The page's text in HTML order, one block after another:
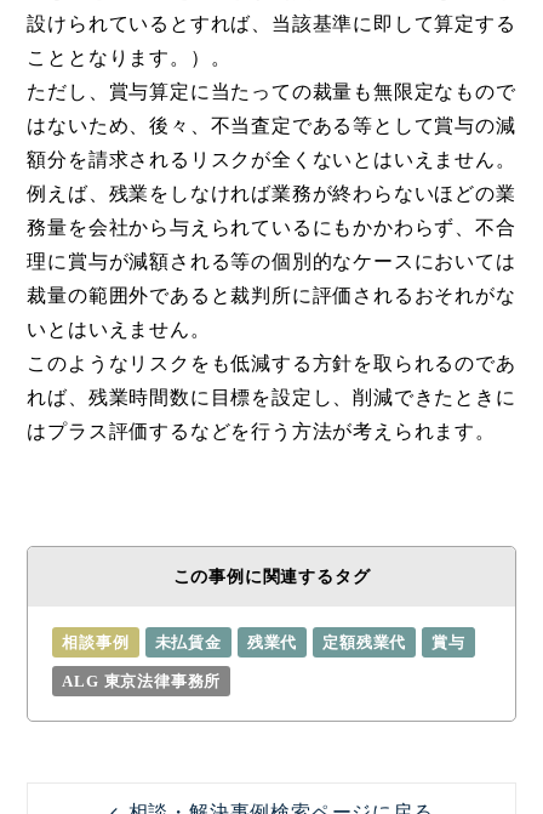
設けられているとすれば、当該基準に即して算定する
こととなります。）。
ただし、賞与算定に当たっての裁量も無限定なもので
はないため、後々、不当査定である等として賞与の減
額分を請求されるリスクが全くないとはいえません。
例えば、残業をしなければ業務が終わらないほどの業
務量を会社から与えられているにもかかわらず、不合
理に賞与が減額される等の個別的なケースにおいては
裁量の範囲外であると裁判所に評価されるおそれがな
いとはいえません。
このようなリスクをも低減する方針を取られるのであ
れば、残業時間数に目標を設定し、削減できたときに
はプラス評価するなどを行う方法が考えられます。
この事例に関連するタグ
相談事例 未払賃金 残業代 定額残業代 賞与
ALG 東京法律事務所